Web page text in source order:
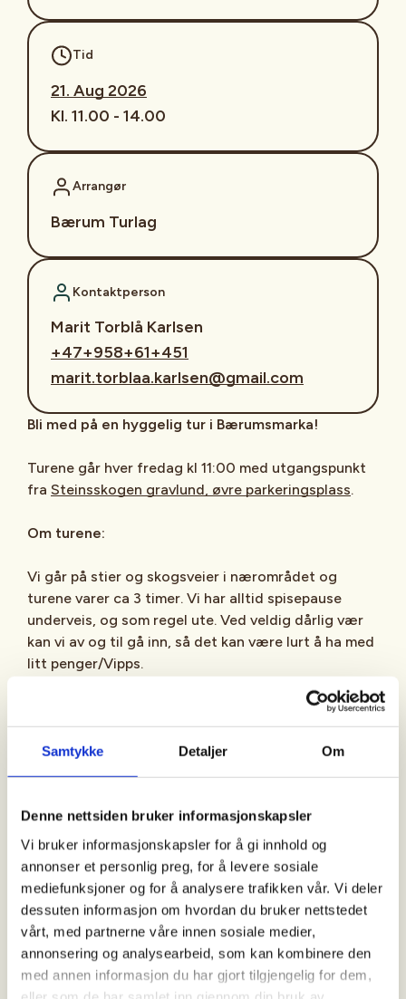
Samtykke Detaljer Om
Denne nettsiden bruker informasjonskapsler
Vi bruker informasjonskapsler for å gi innhold og
annonser et personlig preg, for å levere sosiale
mediefunksjoner og for å analysere trafikken vår. Vi deler
dessuten informasjon om hvordan du bruker nettstedet
vårt, med partnerne våre innen sosiale medier,
annonsering og analysearbeid, som kan kombinere den
med annen informasjon du har gjort tilgjengelig for dem,
Tid
21. Aug 2026
Kl. 11.00 - 14.00
Arrangør
Bærum Turlag
Kontaktperson
Marit Torblå Karlsen
+47+958+61+451
marit.torblaa.karlsen@gmail.com
Bli med på en hyggelig tur i Bærumsmarka!
Turene går hver fredag kl 11:00 med utgangspunkt
fra Steinsskogen gravlund, øvre parkeringsplass.
Om turene:
Vi går på stier og skogsveier i nærområdet og
turene varer ca 3 timer. Vi har alltid spisepause
underveis, og som regel ute. Ved veldig dårlig vær
kan vi av og til gå inn, så det kan være lurt å ha med
litt penger/Vipps.
: De ordinære turene planlegger vi fra
gang til gang ut fra vær- og føreforhold.
Turbeskrivelsen blir annonsert i Facebookgruppen "
Aktiv i 100 med DNT Bærum Turlag - DNT Oslo og
" ca 2-3 dager før hver tur.
Månedens tur
: Arrangeres siste fredag i måneden.
Disse turene har også oppmøtested på
Steinsskogen, men vi går ofte andre steder og
gjerne litt lenger (varighet ca 4 timer).
Turbeskrivelsen blir annonsert på Facebook ca 2-3
dager før turen.